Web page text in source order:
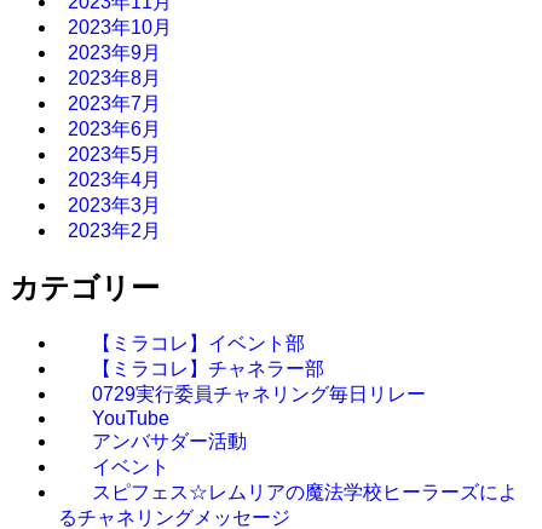
2023年10月
2023年9月
2023年8月
2023年7月
2023年6月
2023年5月
2023年4月
2023年3月
2023年2月
カテゴリー
【ミラコレ】イベント部
【ミラコレ】チャネラー部
0729実行委員チャネリング毎日リレー
YouTube
アンバサダー活動
イベント
スピフェス☆レムリアの魔法学校ヒーラーズによ
るチャネリングメッセージ